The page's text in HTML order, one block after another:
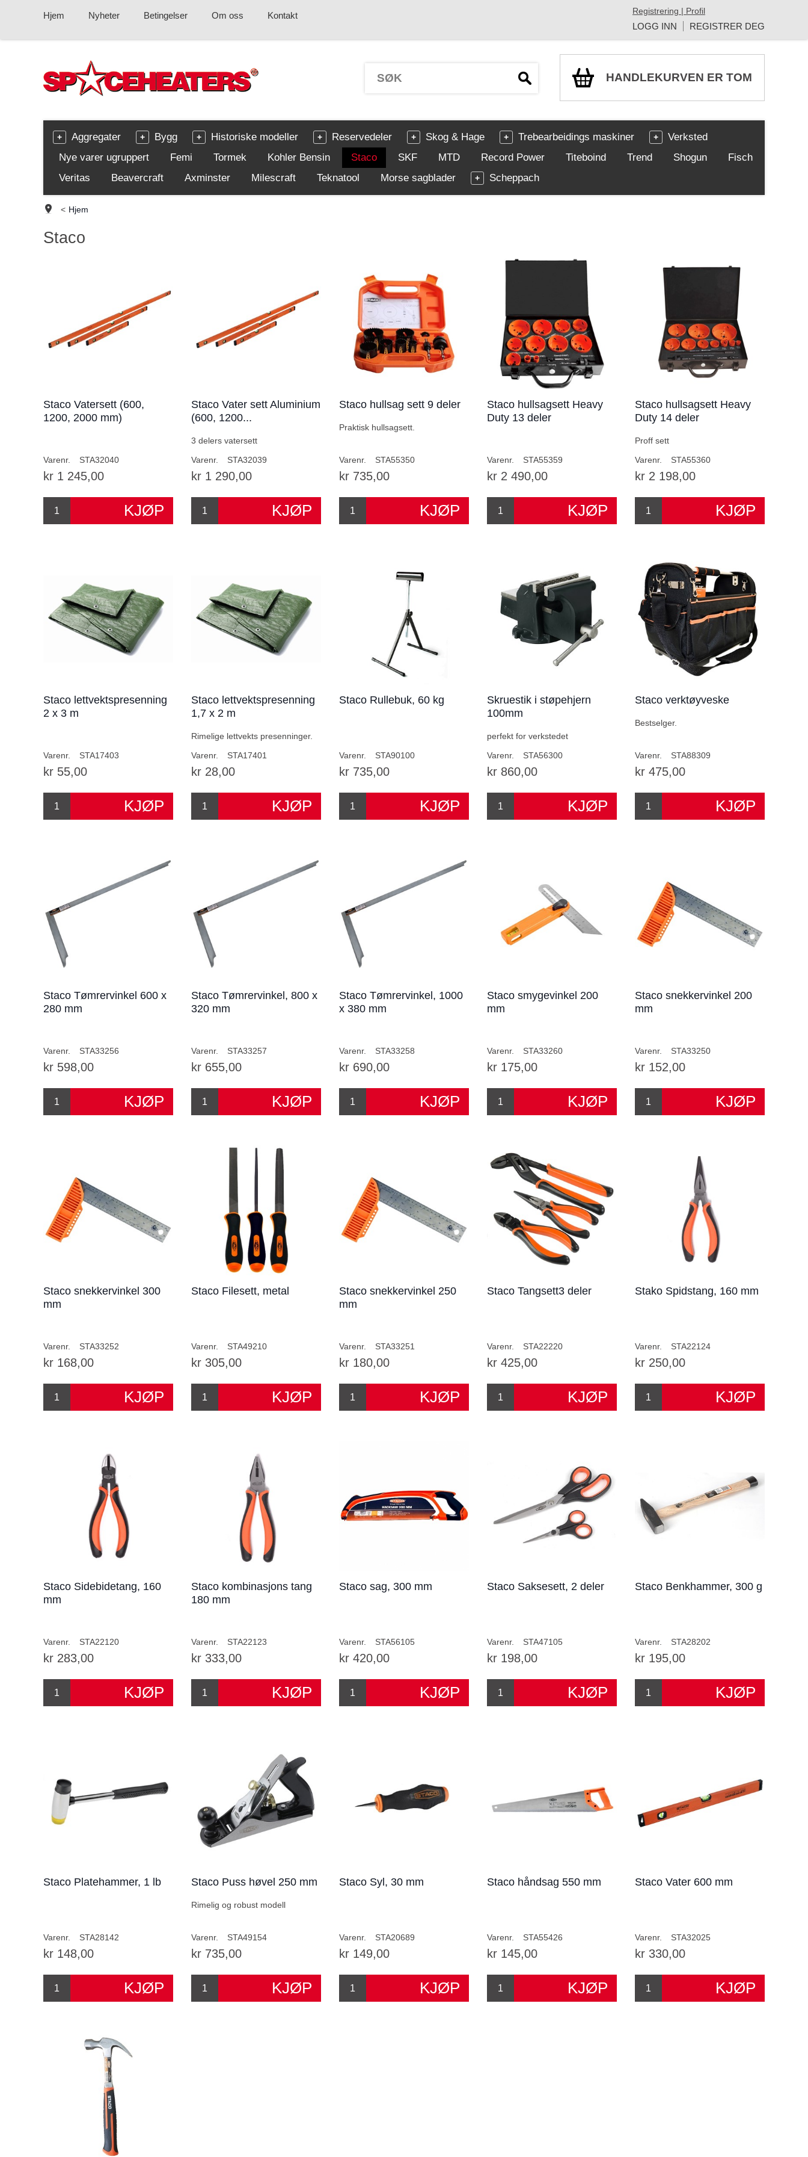
Hjem Nyheter Betingelser Om oss Kontakt Registrering | Profil
LOGG INN REGISTRER DEG
HANDLEKURVEN ER TOM
Aggregater Bygg Historiske modeller Reservedeler Skog & Hage Trebearbeidings maskiner
Verksted
Nye varer ugruppert
Femi Tormek Kohler Bensin Staco SKF MTD Record Power Titeboind Trend Shogun
Fisch
Veritas
Beavercraft Axminster Milescraft Teknatool Morse sagblader Scheppach
< Hjem
Staco
Staco Vatersett (600,
1200, 2000 mm)
Varenr. STA32040
kr 1 245,00
Staco Vater sett Aluminium
(600, 1200...
3 delers vatersett
Varenr.
STA32039
kr 1 290,00
Staco hullsag sett 9 deler
Praktisk hullsagsett.
Varenr. STA55350
kr 735,00
Staco hullsagsett Heavy
Duty 13 deler
Varenr. STA55359
kr 2 490,00
Staco hullsagsett Heavy
Duty 14 deler
Proff sett
Varenr.
STA55360
kr 2 198,00
Staco lettvektspresenning
2 x 3 m
Varenr. STA17403
kr 55,00
Staco lettvektspresenning
1,7 x 2 m
Rimelige lettvekts presenninger.
Varenr.
STA17401
kr 28,00
Staco Rullebuk, 60 kg
Varenr. STA90100
kr 735,00
Skruestik i støpehjern
100mm
perfekt for verkstedet
Varenr.
STA56300
kr 860,00
Staco verktøyveske
Bestselger.
Varenr. STA88309
kr 475,00
Staco Tømrervinkel 600 x
280 mm
Varenr. STA33256
kr 598,00
Staco Tømrervinkel, 800 x
320 mm
Varenr. STA33257
kr 655,00
Staco Tømrervinkel, 1000
x 380 mm
Varenr. STA33258
kr 690,00
Staco smygevinkel 200
mm
Varenr. STA33260
kr 175,00
Staco snekkervinkel 200
mm
Varenr. STA33250
kr 152,00
Staco snekkervinkel 300
mm
Varenr. STA33252
kr 168,00
Staco Filesett, metal
Varenr. STA49210
kr 305,00
Staco snekkervinkel 250
mm
Varenr. STA33251
kr 180,00
Staco Tangsett3 deler
Varenr. STA22220
kr 425,00
Stako Spidstang, 160 mm
Varenr. STA22124
kr 250,00
Staco Sidebidetang, 160
mm
Varenr. STA22120
kr 283,00
Staco kombinasjons tang
180 mm
Varenr. STA22123
kr 333,00
Staco sag, 300 mm
Varenr. STA56105
kr 420,00
Staco Saksesett, 2 deler
Varenr. STA47105
kr 198,00
Staco Benkhammer, 300 g
Varenr. STA28202
kr 195,00
Staco Platehammer, 1 lb
Varenr. STA28142
kr 148,00
Staco Puss høvel 250 mm
Rimelig og robust modell
Varenr. STA49154
kr 735,00
Staco Syl, 30 mm
Varenr. STA20689
kr 149,00
Staco håndsag 550 mm
Varenr. STA55426
kr 145,00
Staco Vater 600 mm
Varenr. STA32025
kr 330,00